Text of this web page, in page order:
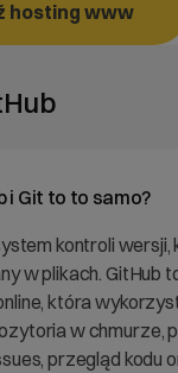
hosting www
i Git to to samo?
kontroli wersji,
w plikach. GitHub
która
w chmurze,
przegląd kodu